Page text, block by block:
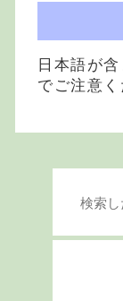
日本語が
でご注意く